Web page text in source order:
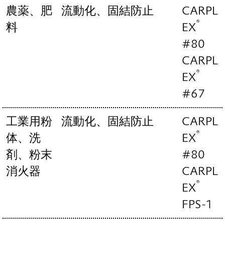
農薬、肥
料
流動化、固結防止
CARPL
EX®
#80
CARPL
EX®
#67
工業用粉
体、洗
剤、粉末
消火器
流動化、固結防止
CARPL
EX®
#80
CARPL
EX®
FPS-1